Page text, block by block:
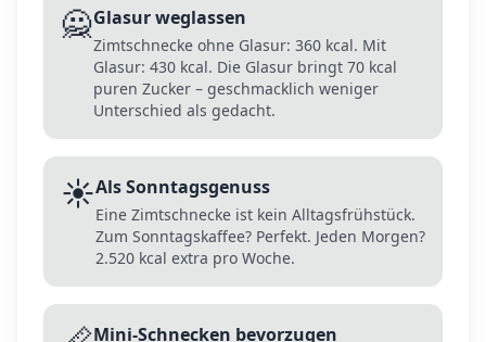
🙅Glasur weglassen
Zimtschnecke ohne Glasur: 360 kcal. Mit
Glasur: 430 kcal. Die Glasur bringt 70 kcal
puren Zucker – geschmacklich weniger
Unterschied als gedacht.
☀️Als Sonntagsgenuss
Eine Zimtschnecke ist kein Alltagsfrühstück.
Zum Sonntagskaffee? Perfekt. Jeden Morgen?
2.520 kcal extra pro Woche.
Mini-Schnecken bevorzugen